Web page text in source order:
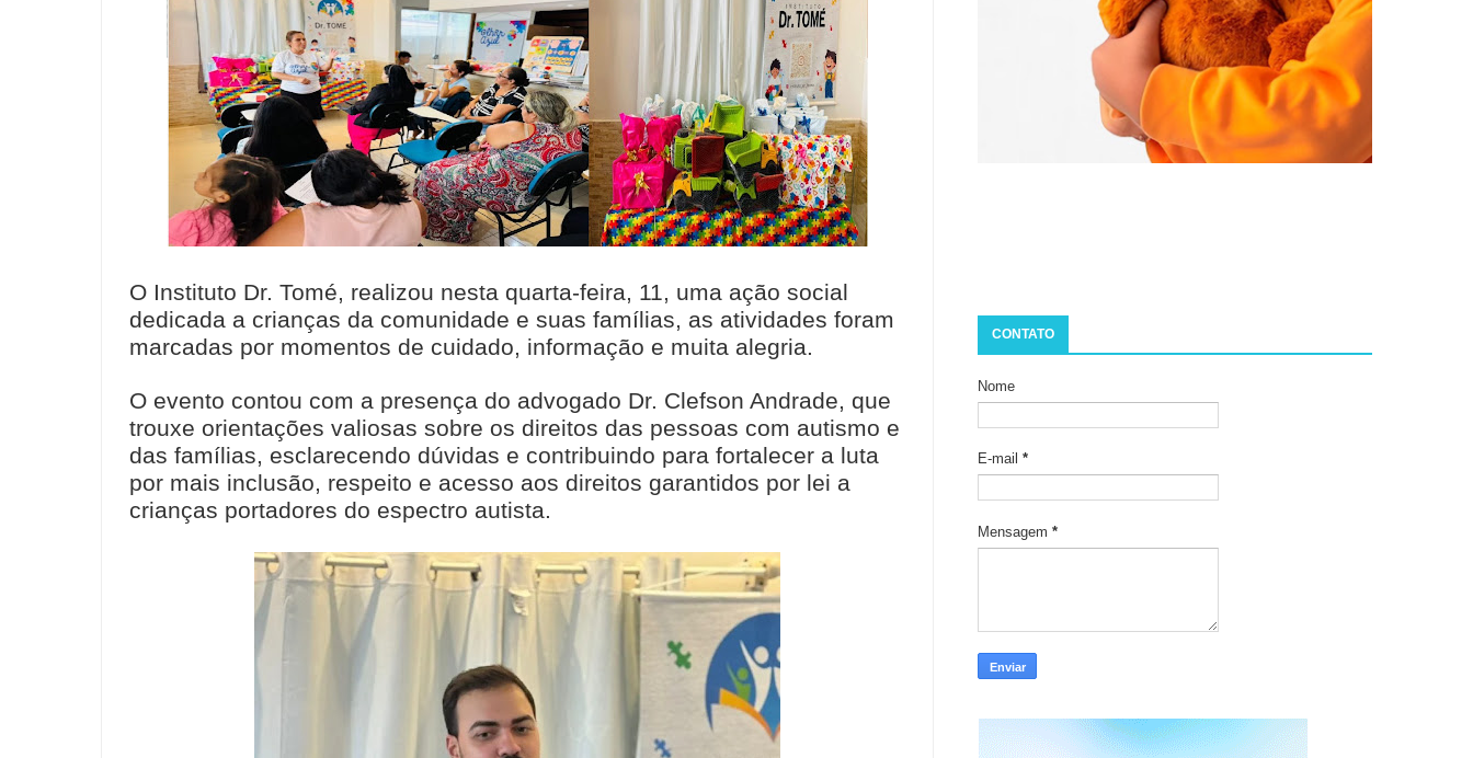
O Instituto Dr. Tomé, realizou nesta quarta-feira, 11, uma ação social
dedicada a crianças da comunidade e suas famílias, as atividades foram
marcadas por momentos de cuidado, informação e muita alegria.
O evento contou com a presença do advogado Dr. Clefson Andrade, que
trouxe orientações valiosas sobre os direitos das pessoas com autismo e
das famílias, esclarecendo dúvidas e contribuindo para fortalecer a luta
por mais inclusão, respeito e acesso aos direitos garantidos por lei a
crianças portadores do espectro autista.
CONTATO
Nome
E-mail *
Mensagem *